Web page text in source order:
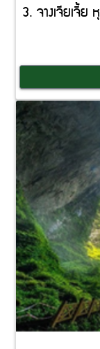
3. จางเจียเจี้ย